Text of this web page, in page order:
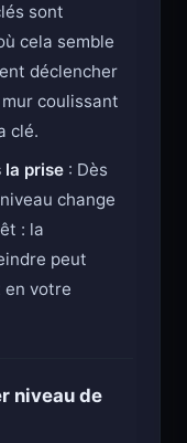
sont
cela semble
déclencher
coulissant
clé.
la prise : Dès
change
: la
peut
en votre
niveau de